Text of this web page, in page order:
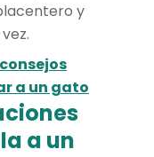
y
a un gato
a un